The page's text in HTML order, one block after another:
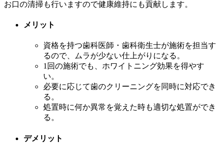
お口の清掃も行いますので健康維持にも貢献します。
メリット
資格を持つ歯科医師・歯科衛生士が施術を担当す
るので、ムラが少ない仕上がりになる。
1回の施術でも、ホワイトニング効果を得やす
い。
必要に応じて歯のクリーニングを同時に対応でき
る。
処置時に何か異常を覚えた時も適切な処置ができ
る。
デメリット